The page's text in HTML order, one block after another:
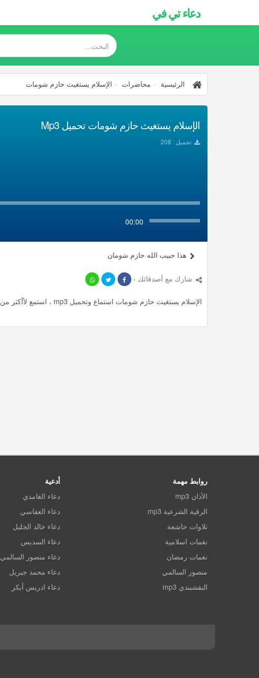
دعاء تي في
الرئيسية محاضرات الإسلام يستغيث حازم شومات
الإسلام يستغيث حازم شومات تحميل Mp3
تحميل : 208
00:00
هذا حبيب الله حازم شومان
شارك مع أصدقائك ›
الإسلام يستغيث حازم شومات استماع وتحميل mp3 ، استمع لأأكثر من 81.3 دقيقة من محاضرات المميزة مجانا.
روابط مهمة
الأذان mp3
الرقية الشرعية mp3
تلاوات خاشعة
نغمات اسلامية
نغمات رمضان
منصور السالمي
النقشبندي mp3
أدعية
دعاء الغامدي
دعاء العفاسي
دعاء خالد الجليل
دعاء السديس
دعاء منصور السالمي
دعاء محمد جبريل
دعاء ادريس أبكر